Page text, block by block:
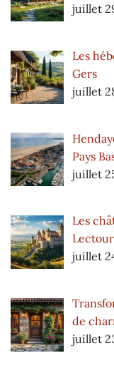
juillet
Les
Gers
juillet
Pays
juillet
Les
juillet
de
juillet